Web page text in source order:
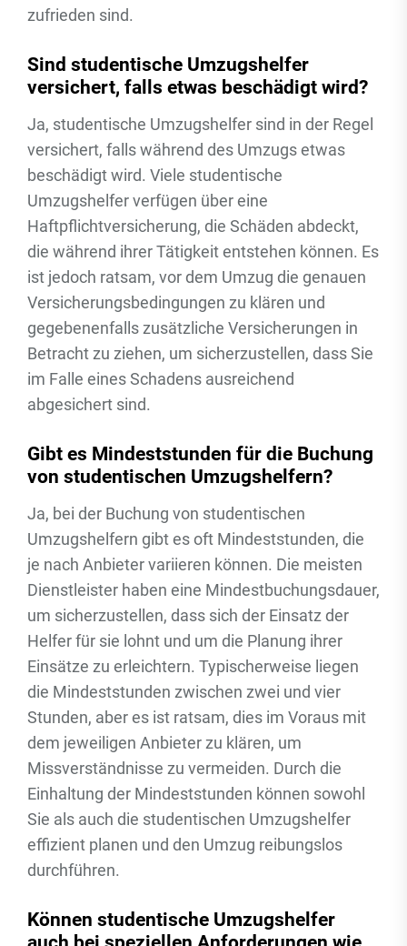
zufrieden sind.
Sind studentische Umzugshelfer
versichert, falls etwas beschädigt wird?
Ja, studentische Umzugshelfer sind in der Regel
versichert, falls während des Umzugs etwas
beschädigt wird. Viele studentische
Umzugshelfer verfügen über eine
Haftpflichtversicherung, die Schäden abdeckt,
die während ihrer Tätigkeit entstehen können. Es
ist jedoch ratsam, vor dem Umzug die genauen
Versicherungsbedingungen zu klären und
gegebenenfalls zusätzliche Versicherungen in
Betracht zu ziehen, um sicherzustellen, dass Sie
im Falle eines Schadens ausreichend
abgesichert sind.
Gibt es Mindeststunden für die Buchung
von studentischen Umzugshelfern?
Ja, bei der Buchung von studentischen
Umzugshelfern gibt es oft Mindeststunden, die
je nach Anbieter variieren können. Die meisten
Dienstleister haben eine Mindestbuchungsdauer,
um sicherzustellen, dass sich der Einsatz der
Helfer für sie lohnt und um die Planung ihrer
Einsätze zu erleichtern. Typischerweise liegen
die Mindeststunden zwischen zwei und vier
Stunden, aber es ist ratsam, dies im Voraus mit
dem jeweiligen Anbieter zu klären, um
Missverständnisse zu vermeiden. Durch die
Einhaltung der Mindeststunden können sowohl
Sie als auch die studentischen Umzugshelfer
effizient planen und den Umzug reibungslos
durchführen.
Können studentische Umzugshelfer